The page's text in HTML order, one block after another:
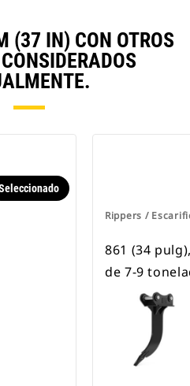
(37 IN) CON OTROS
Rippers /
861 (34
de 7-9